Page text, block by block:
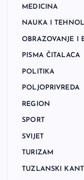
MEDICINA
NAUKA I
OBRAZOVANJE I
PISMA ČITALACA
POLITIKA
POLJOPRIVREDA
REGION
SPORT
SVIJET
TURIZAM
TUZLANSKI